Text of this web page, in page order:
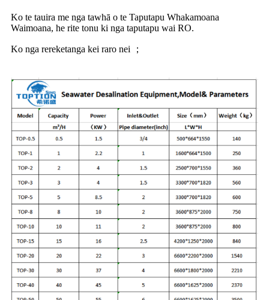
Ko te tauira me nga tawhā o te Taputapu Whakamoana
Waimoana, he rite tonu ki nga taputapu wai RO.
Ko nga rereketanga kei raro nei ；